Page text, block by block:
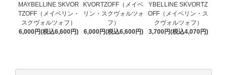
MAYBELLINE SKVOR
TZOFF（メイベリン・
スクヴォルツォフ）
6,000円(税込6,600円)
KVORTZOFF（メイベ
リン・スクヴォルツォ
フ）
6,000円(税込6,600円)
YBELLINE SKVORTZ
OFF（メイベリン・ス
クヴォルツォフ）
3,700円(税込4,070円)